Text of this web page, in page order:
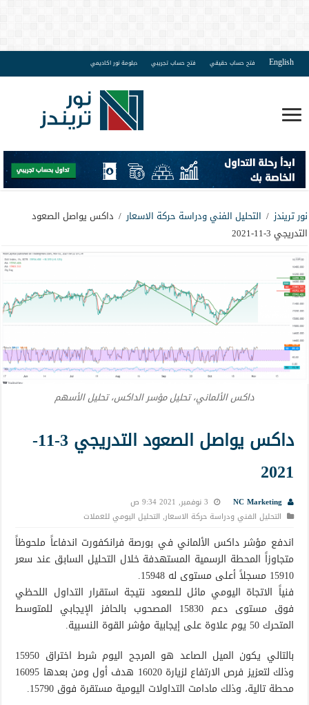
English فتح حساب حقيقي فتح حساب تجريبي دبلومة نور اكاديمي
نور تريندز / التحليل الفني ودراسة حركة الاسعار / داكس يواصل الصعود
التدريجي 3-11-2021
داكس الألماني، تحليل مؤسر الداكس، تحليل الأسهم
داكس يواصل الصعود التدريجي 3-11-
2021
NC Marketing
3 نوفمبر, 2021 9:34 ص
التحليل الفني ودراسة حركة الاسعار, التحليل اليومي للعملات
اندفع مؤشر داكس الألماني في بورصة فرانكفورت اندفاعاً ملحوظاً
متجاوزاً المحطة الرسمية المستهدفة خلال التحليل السابق عند سعر
15910 مسجلاً أعلى مستوى له 15948.
فنياً الاتجاة اليومي مائل للصعود نتيجة استقرار التداول اللحظي
فوق مستوى دعم 15830 المصحوب بالحافز الإيجابي للمتوسط
المتحرك 50 يوم علاوة على إيجابية مؤشر القوة النسبية.
بالتالي يكون الميل الصاعد هو المرجح اليوم شرط اختراق 15950
وذلك لتعزيز فرص الارتفاع لزيارة 16020 هدف أول ومن بعدها 16095
محطة تالية، وذلك مادامت التداولات اليومية مستقرة فوق 15790.